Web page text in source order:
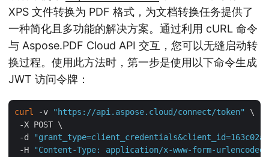
XPS 文件转换为 PDF 格式，为文档转换任务提供了
一种简化且多功能的解决方案。通过利用 cURL 命令
与 Aspose.PDF Cloud API 交互，您可以无缝启动转
换过程。使用此方法时，第一步是使用以下命令生成
JWT 访问令牌：
curl -v "https://api.aspose.cloud/connect/token"
\
-X POST \
-d
-H
"Content-Type: application/x-www-form-urlencoded"